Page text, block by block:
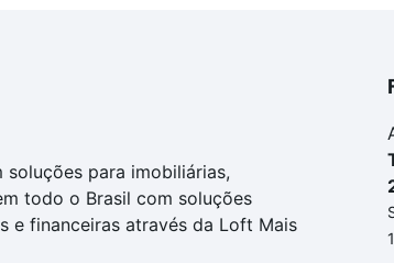
para imobiliárias,
todo o Brasil com soluções
e financeiras através da Loft Mais